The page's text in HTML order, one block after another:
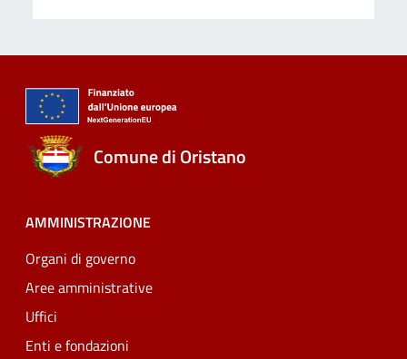
Comune di Oristano
AMMINISTRAZIONE
Organi di governo
Aree amministrative
Uffici
Enti e fondazioni